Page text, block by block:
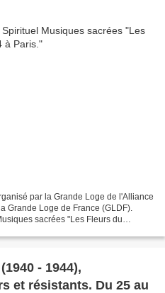
par la Grande Loge de l'Alliance
Grande Loge de France (GLDF).
sacrées "Les Fleurs du
- 1944),
et résistants. Du 25 au